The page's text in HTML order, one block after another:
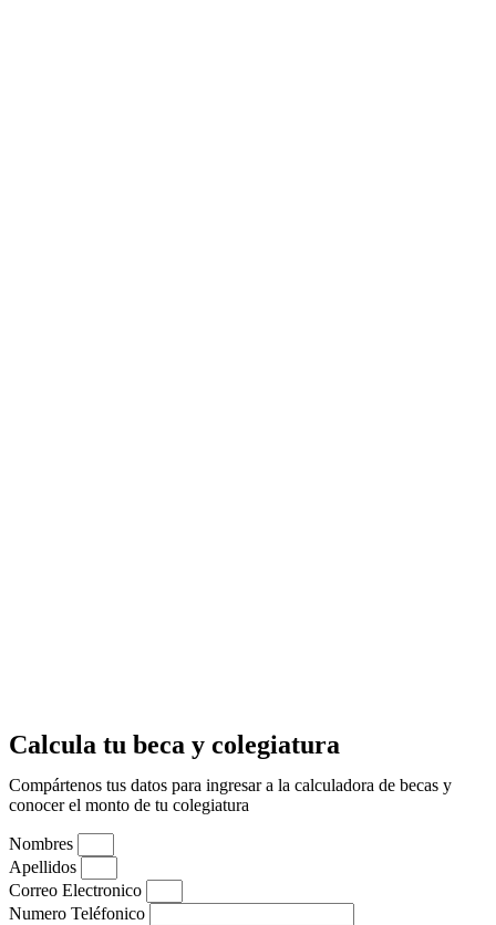
Calcula tu beca y colegiatura
Compártenos tus datos para ingresar a la calculadora de becas y
conocer el monto de tu colegiatura
Nombres
Apellidos
Correo Electronico
Numero Teléfonico